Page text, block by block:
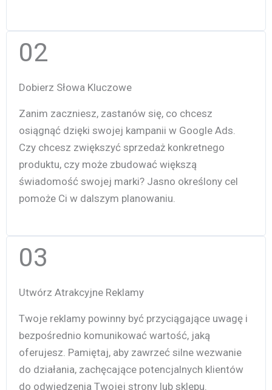
02
Dobierz Słowa Kluczowe
Zanim zaczniesz, zastanów się, co chcesz
osiągnąć dzięki swojej kampanii w Google Ads.
Czy chcesz zwiększyć sprzedaż konkretnego
produktu, czy może zbudować większą
świadomość swojej marki? Jasno określony cel
pomoże Ci w dalszym planowaniu.
03
Utwórz Atrakcyjne Reklamy
Twoje reklamy powinny być przyciągające uwagę i
bezpośrednio komunikować wartość, jaką
oferujesz. Pamiętaj, aby zawrzeć silne wezwanie
do działania, zachęcające potencjalnych klientów
do odwiedzenia Twojej strony lub sklepu.